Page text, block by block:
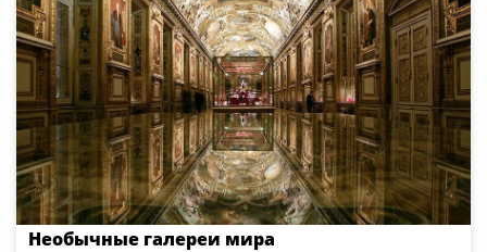
Необычные галереи мира